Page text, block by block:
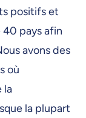
positifs et
40 pays afin
avons des
où
la
la plupart